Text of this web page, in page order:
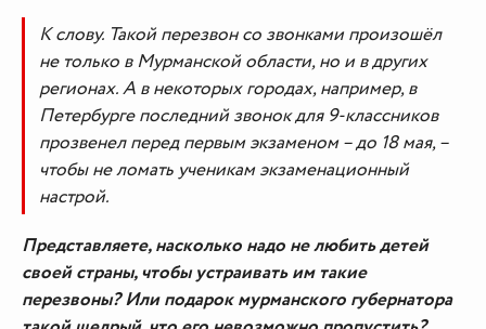
К слову. Такой перезвон со звонками произошёл
не только в Мурманской области, но и в других
регионах. А в некоторых городах, например, в
Петербурге последний звонок для 9-классников
прозвенел перед первым экзаменом – до 18 мая, –
чтобы не ломать ученикам экзаменационный
настрой.
Представляете, насколько надо не любить детей
своей страны, чтобы устраивать им такие
перезвоны? Или подарок мурманского губернатора